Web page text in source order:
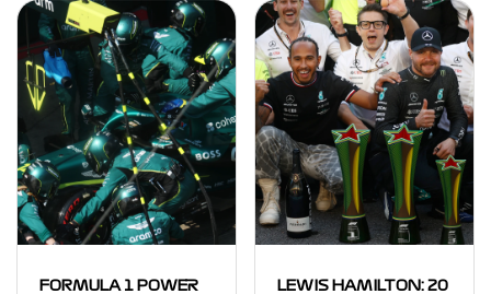
FORMULA 1 POWER
LEWIS HAMILTON: 20